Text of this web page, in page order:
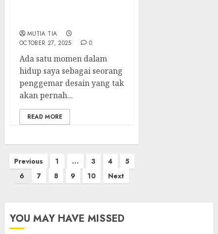
MUTIA TIA
OCTOBER 27, 2025
0
Ada satu momen dalam
hidup saya sebagai seorang
penggemar desain yang tak
akan pernah...
READ MORE
Posts
pagination
Previous 1 … 3 4
5
6
7 8 9 10 Next
YOU MAY HAVE MISSED